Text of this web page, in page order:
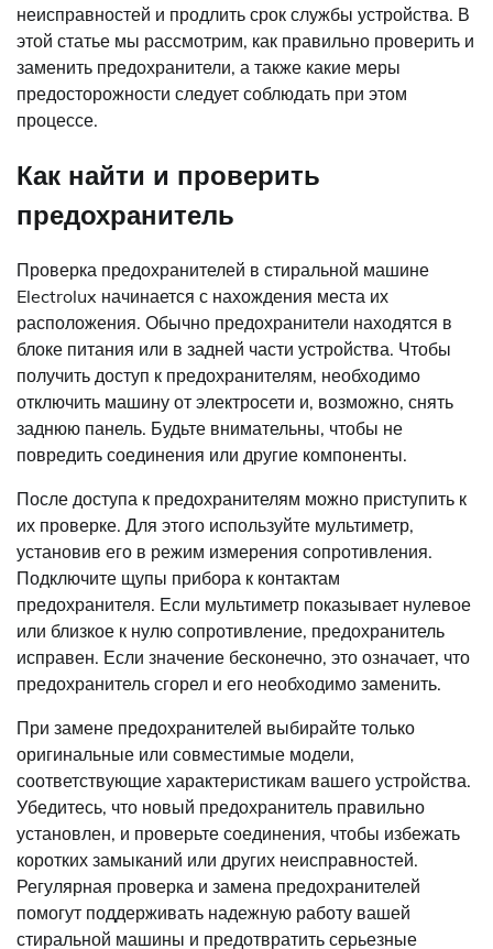
неисправностей и продлить срок службы устройства. В
этой статье мы рассмотрим, как правильно проверить и
заменить предохранители, а также какие меры
предосторожности следует соблюдать при этом
процессе.
Как найти и проверить
предохранитель
Проверка предохранителей в стиральной машине
Electrolux начинается с нахождения места их
расположения. Обычно предохранители находятся в
блоке питания или в задней части устройства. Чтобы
получить доступ к предохранителям, необходимо
отключить машину от электросети и, возможно, снять
заднюю панель. Будьте внимательны, чтобы не
повредить соединения или другие компоненты.
После доступа к предохранителям можно приступить к
их проверке. Для этого используйте мультиметр,
установив его в режим измерения сопротивления.
Подключите щупы прибора к контактам
предохранителя. Если мультиметр показывает нулевое
или близкое к нулю сопротивление, предохранитель
исправен. Если значение бесконечно, это означает, что
предохранитель сгорел и его необходимо заменить.
При замене предохранителей выбирайте только
оригинальные или совместимые модели,
соответствующие характеристикам вашего устройства.
Убедитесь, что новый предохранитель правильно
установлен, и проверьте соединения, чтобы избежать
коротких замыканий или других неисправностей.
Регулярная проверка и замена предохранителей
помогут поддерживать надежную работу вашей
стиральной машины и предотвратить серьезные